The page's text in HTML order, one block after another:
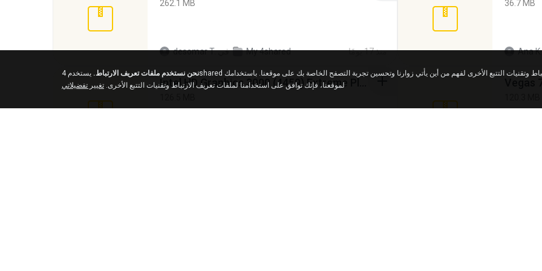
262.1 MB
desomar T.في My 4shared منذ 17 يومًا
36.7 MB
Ana K.
نحن نستخدم ملفات تعريف الارتباط.
يستخدم 4shared ملفات تعريف الارتباط وتقنيات التتبع الأخرى لفهم من أين يأتي زوارنا وتحسين تجربة التصفح الخاصة بك على موقعنا. باستخدامك
لموقعنا، فإنك توافق على استخدامنا لملفات تعريف الارتباط وتقنيات التتبع الأخرى. تغيير تفضيلاتي